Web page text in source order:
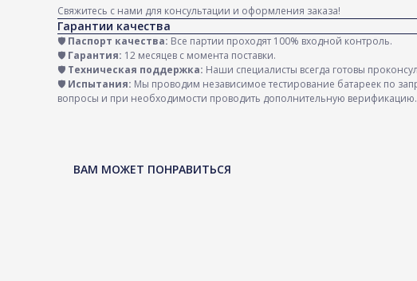
Свяжитесь с нами для консультации и оформления заказа!
Гарантии качества
🛡️ Паспорт качества: Все партии проходят 100% входной контроль.
🛡️ Гарантия: 12 месяцев с момента поставки.
🛡️ Техническая поддержка: Наши специалисты всегда готовы
🛡️ Испытания: Мы проводим независимое тестирование батареек по
вопросы и при необходимости проводить дополнительную верификацию.
ВАМ МОЖЕТ ПОНРАВИТЬСЯ